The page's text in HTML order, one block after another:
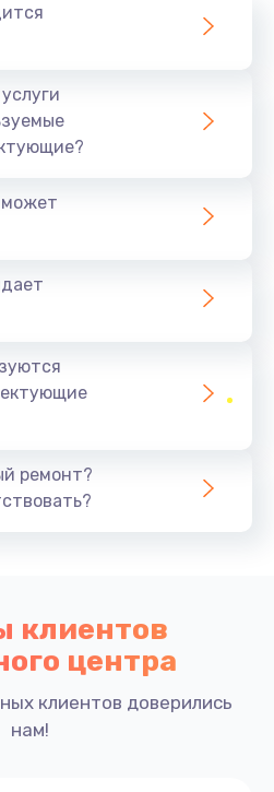
ремонт?
клиентов
центра
клиентов доверились
нам!